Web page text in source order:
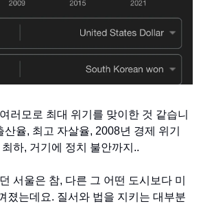
러모로 최대 위기를 맞이한 것 같습니
산율, 최고 자살율, 2008년 경제 위기
하, 거기에 정치 불안까지..
서울은 참, 다른 그 어떤 도시보다 미
졌는데요. 질서와 법을 지키는 대부분